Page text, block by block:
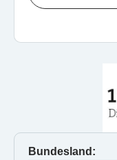
Bundesland: